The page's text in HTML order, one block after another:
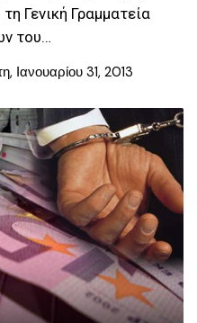
Γενική Γραμματεία
του…
Ιανουαρίου 31, 2013